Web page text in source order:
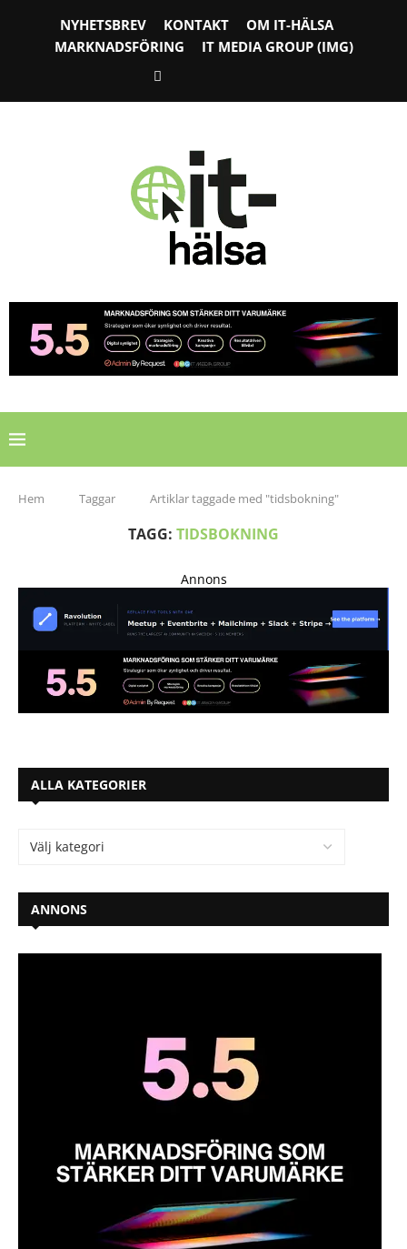
NYHETSBREV KONTAKT
OM IT-HÄLSA
MARKNADSFÖRING
IT MEDIA GROUP (IMG)
Hem Taggar Artiklar taggade med "tidsbokning"
TAGG: TIDSBOKNING
Annons
ALLA KATEGORIER
ANNONS